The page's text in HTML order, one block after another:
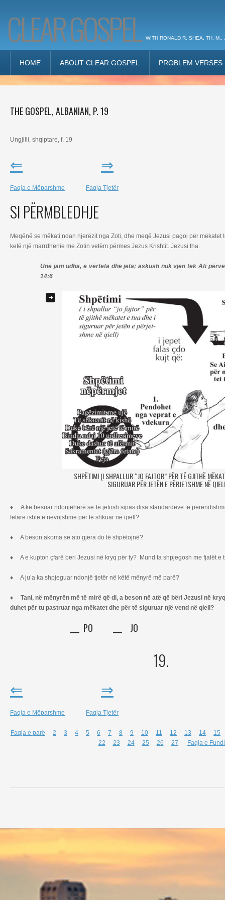
CLEAR GOSPEL WITH RONALD R. SHEA, TH. M.,
HOME ABOUT CLEAR GOSPEL PROBLEM VERSES
THE GOSPEL, ALBANIAN, P. 19
Ungjilli, shqiptare, f. 19
⇐ ⇒
Faqja e Mëparshme Faqja Tjetër
SI PËRMBLEDHJE
Meqënë se mëkati ndan njerëzit nga Zoti, dhe meqë Jezusi pagoi për mëkatet
ketë një marrdhënie me Zotin vetëm përmes Jezus Krishtit. Jezusi tha:
Unë jam udha, e vërteta dhe jeta; askush nuk vjen tek Ati
14:6
SHPËTIMI (I SHPALLUR “JO FAJTOR” PËR TË GJITHË
SIGURUAR PËR JETËN E PËRJETSHME NË
♦ A ke besuar ndonjëherë se të jetosh sipas disa standardeve të
fetare ishte e nevojshme për të shkuar në qiell?
♦ A beson akoma se ato gjera do të shpëtojnë?
♦ A e kupton çfarë bëri Jezusi në kryq për ty? Mund ta shpjegosh me fjalët e
♦ A ju’a ka shpjeguar ndonjë tjetër në këtë mënyrë më parë?
♦ Tani, në mënyrën më të mirë që di, a beson në atë që bëri Jezusi në
duhet për tu pastruar nga mëkatet dhe për të siguruar një vend në qiell?
___ PO ___ JO
19.
⇐
⇒
Faqja e Mëparshme Faqja Tjetër
Faqja e parë 2 3 4 5 6 7 8 9 10 11 12 13 14
15
22
23 24 25 26 27 Faqja e